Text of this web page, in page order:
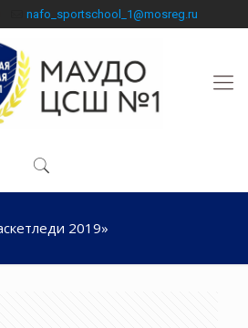
nafo_sportschool_1@mosreg.ru
2019»